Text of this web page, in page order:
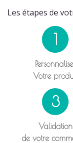
Les étapes de
1
Votre
3
Validation
de votre